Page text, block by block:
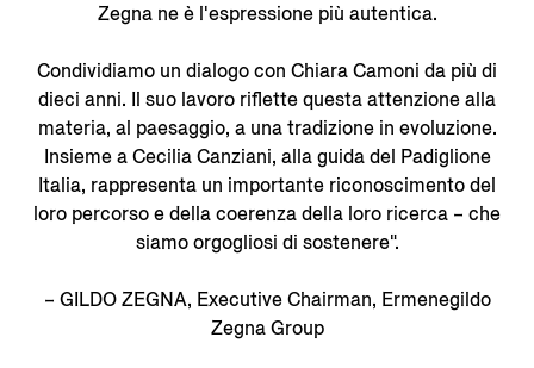
Zegna ne è l'espressione più autentica.
Condividiamo un dialogo con Chiara Camoni da più di
dieci anni. Il suo lavoro riflette questa attenzione alla
materia, al paesaggio, a una tradizione in evoluzione.
Insieme a Cecilia Canziani, alla guida del Padiglione
Italia, rappresenta un importante riconoscimento del
loro percorso e della coerenza della loro ricerca – che
siamo orgogliosi di sostenere".
– GILDO ZEGNA, Executive Chairman, Ermenegildo
Zegna Group